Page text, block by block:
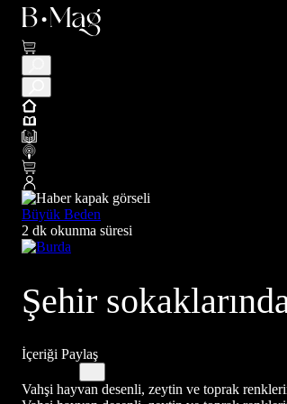
Büyük Beden
2 dk okunma süresi
Şehir
İçeriği Paylaş
Vahşi hayvan desenli, zeytin ve toprak